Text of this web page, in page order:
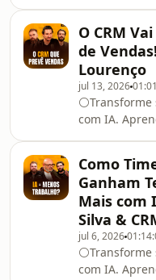
não estar na
recebe...
problema não
seja a sua
você vai
mensagens
outras geram
vendas.
hoje, Leandro
e Daniel
O CRM
de
Lourenço
jul 13, 2026
com IA.
fechar mais
e conheça o
Futuro:
https://
de-ia-
CRM ainda
vendas... ou
Como
Ganham
Mais com
Silva &
jul 6, 2026
com IA.